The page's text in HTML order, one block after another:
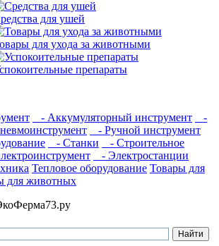
для ушей
для ухода за животными
препараты
- Аккумуляторный инструмент
-
- Ручной инструмент
- Станки
- Строительное
- Электростанции
Тепловое оборудование Товары для
для животных